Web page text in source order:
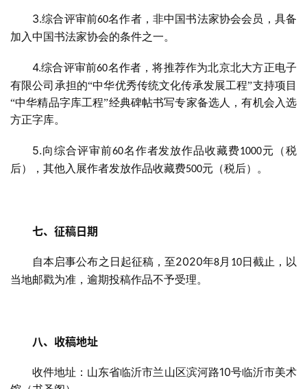
3.综合评审前60名作者，非中国书法家协会会员，具备
加入中国书法家协会的条件之一。
4.综合评审前60名作者，将推荐作为北京北大方正电子
有限公司承担的“中华优秀传统文化传承发展工程”支持项目
“中华精品字库工程”经典碑帖书写专家备选人，有机会入选
方正字库。
5.向综合评审前60名作者发放作品收藏费1000元（税
后），其他入展作者发放作品收藏费500元（税后）。
七、征稿日期
自本启事公布之日起征稿，至2020年8月 10日截止，以
当地邮戳为准，逾期投稿作品不予受理。
八、收稿地址
收件地址：山东省临沂市兰山区滨河路10号临沂市美术